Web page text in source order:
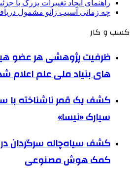
راهنمای ایجاد تغییرات بزرگ با
چه زمانی آسیب زانو مشمول
کسب و کار
ظرفیت پژوهشی هر عضو
های بنیاد ملی علم اعلام
کشف یک قمر ناشناخته با
سیارک «نیسا»
کشف سیاه‌چاله سرگردان
کمک هوش مصنوعی